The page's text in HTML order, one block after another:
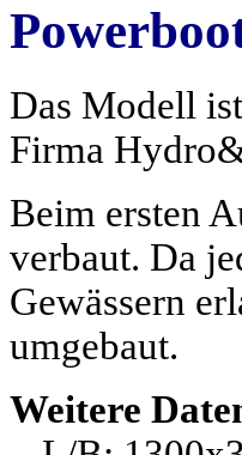
Das Modell
Firma
Beim ersten
verbaut. Da
Gewässern
umgebaut.
Weitere